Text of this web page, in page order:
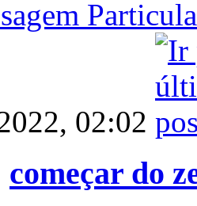
02:02
começar do